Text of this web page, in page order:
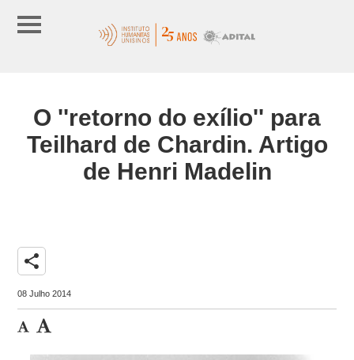
O ''retorno do exílio'' para
Teilhard de Chardin. Artigo
de Henri Madelin
share
08 Julho 2014